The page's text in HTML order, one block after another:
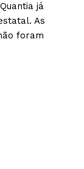
já
As
foram